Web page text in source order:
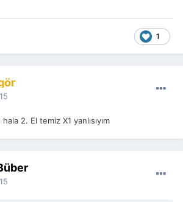
1
2. El temiz X1 yanlısıyım